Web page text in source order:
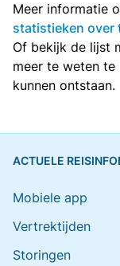
Meer informatie
statistieken over
Of bekijk de lijst
meer te weten
kunnen ontstaan.
ACTUELE
Mobiele app
Vertrektijden
Storingen